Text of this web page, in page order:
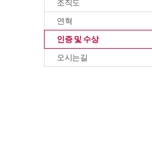
조직도
연혁
인증 및 수상
오시는길